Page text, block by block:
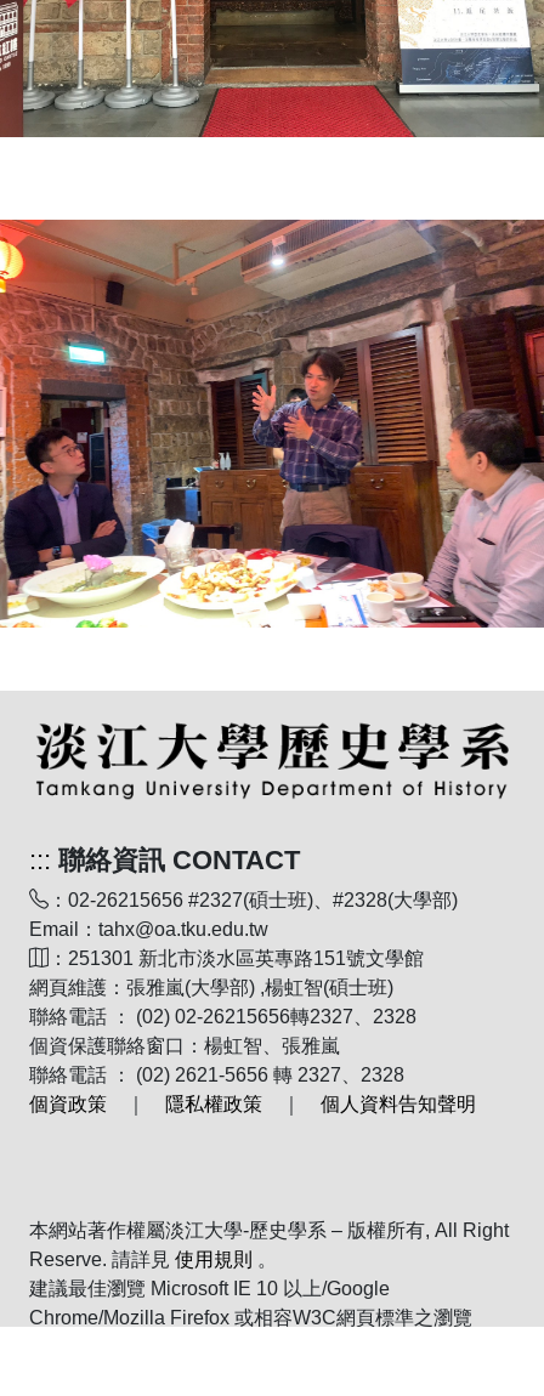
::: 聯絡資訊 CONTACT
：02-26215656 #2327(碩士班)、#2328(大學部)
Email：tahx@oa.tku.edu.tw
：251301 新北市淡水區英專路151號文學館
網頁維護：張雅嵐(大學部) ,楊虹智(碩士班)
聯絡電話 ： (02) 02-26215656轉2327、2328
個資保護聯絡窗口：楊虹智、張雅嵐
聯絡電話 ： (02) 2621-5656 轉 2327、2328
個資政策
隱私權政策 個人資料告知聲明
本網站著作權屬淡江大學-歷史學系 – 版權所有, All Right
Reserve. 請詳見 使用規則 。
建議最佳瀏覽 Microsoft IE 10 以上/Google
Chrome/Mozilla Firefox 或相容W3C網頁標準之瀏覽